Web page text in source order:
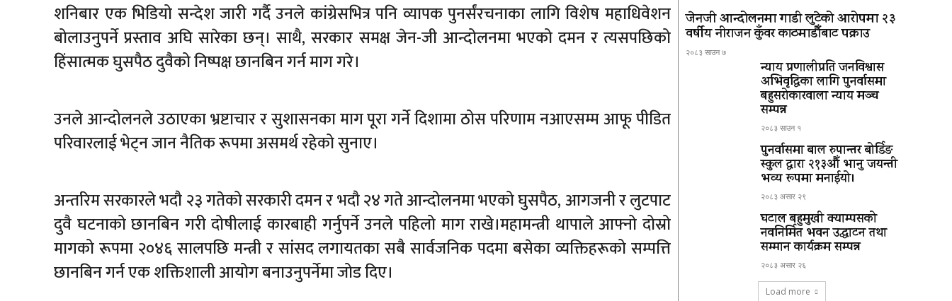
शनिबार एक भिडियो सन्देश जारी गर्दै उनले कांग्रेसभित्र पनि व्यापक पुनर्संरचनाका लागि विशेष महाधिवेशन
बोलाउनुपर्ने प्रस्ताव अघि सारेका छन्। साथै, सरकार समक्ष जेन-जी आन्दोलनमा भएको दमन र त्यसपछिको
हिंसात्मक घुसपैठ दुवैको निष्पक्ष छानबिन गर्न माग गरे।
उनले आन्दोलनले उठाएका भ्रष्टाचार र सुशासनका माग पूरा गर्ने दिशामा ठोस परिणाम नआएसम्म आफू पीडित
परिवारलाई भेट्न जान नैतिक रूपमा असमर्थ रहेको सुनाए।
अन्तरिम सरकारले भदौ २३ गतेको सरकारी दमन र भदौ २४ गते आन्दोलनमा भएको घुसपैठ, आगजनी र लुटपाट
दुवै घटनाको छानबिन गरी दोषीलाई कारबाही गर्नुपर्ने उनले पहिलो माग राखे।महामन्त्री थापाले आफ्नो दोस्रो
मागको रूपमा २०४६ सालपछि मन्त्री र सांसद लगायतका सबै सार्वजनिक पदमा बसेका व्यक्तिहरूको सम्पत्ति
छानबिन गर्न एक शक्तिशाली आयोग बनाउनुपर्नेमा जोड दिए।
जेनजी आन्दोलनमा गाडी लुटेको आरोपमा २३
वर्षीय नीराजन कुँवर काठमाडौँबाट पक्राउ
२०८३ साउन ७
न्याय प्रणालीप्रति जनविश्वास
अभिवृद्धिका लागि पुनर्वासमा
बहुसरोकारवाला न्याय मञ्च
सम्पन्न
२०८३ साउन १
पुनर्वासमा बाल रुपान्तर बोर्डिङ
स्कुल द्धारा २१३औँ भानु जयन्ती
भव्य रूपमा मनाईयो।
२०८३ असार २९
घटाल बहुमुखी क्याम्पसको
नवनिर्मित भवन उद्घाटन तथा
सम्मान कार्यक्रम सम्पन्न
२०८३ असार २६
Load more